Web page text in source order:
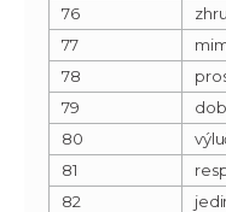
76
77
78
79
80
81
82